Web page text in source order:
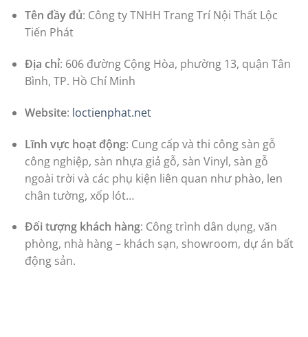
Tên đầy đủ: Công ty TNHH Trang Trí Nội Thất Lộc
Tiến Phát
Địa chỉ: 606 đường Cộng Hòa, phường 13, quận Tân
Bình, TP. Hồ Chí Minh
Website: loctienphat.net
Lĩnh vực hoạt động: Cung cấp và thi công sàn gỗ
công nghiệp, sàn nhựa giả gỗ, sàn Vinyl, sàn gỗ
ngoài trời và các phụ kiện liên quan như phào, len
chân tường, xốp lót…
Đối tượng khách hàng: Công trình dân dụng, văn
phòng, nhà hàng – khách sạn, showroom, dự án bất
động sản.